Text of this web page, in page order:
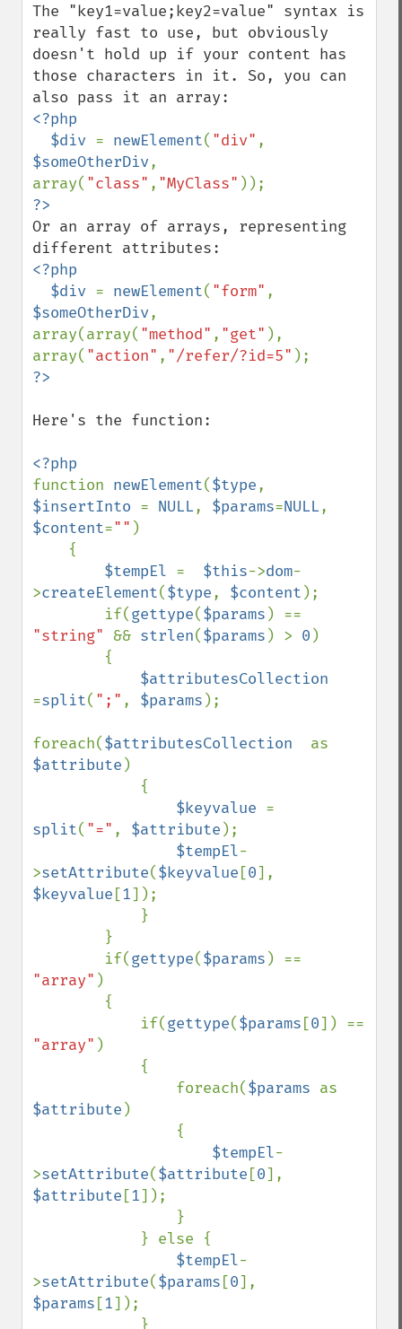
The "key1=value;key2=value" syntax is
really fast to use, but obviously
doesn't hold up if your content has
those characters in it. So, you can
<?php
  $div
= newElement( "div"
$someOtherDiv,
array( "class" , "MyClass"
Or an array of arrays, representing
<?php
  $div
= newElement( "form"
$someOtherDiv,
array(array( "method" , "get" ),
array( "action" , "/refer/?id=5"
Here's the function:
function newElement($type
$insertInto = NULL, $params=NULL
$content="" )
$tempEl = $this->dom-
>createElement($type, $content );
        if(
gettype($params
"string" && strlen($params ) > 0 )
=split( ";" , $params );
foreach($attributesCollection
$attribute )
$keyvalue
split( "=" , $attribute );
$tempEl-
>setAttribute($keyvalue [0
$keyvalue [1]);
        if(
gettype($params
"array" )
            if(
gettype($params [0
"array" )
                foreach(
$params
$attribute )
$tempEl-
>setAttribute($attribute [0
$attribute [1]);
$tempEl-
>setAttribute($params [0
$params [1]);